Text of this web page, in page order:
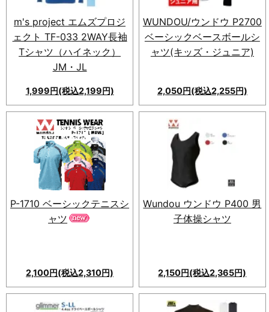
ルに最適。
m's project エムズプロジ
ェクト TF-033 2WAY長袖
Tシャツ（ハイネック）
JM・JL
1,999円(税込2,199円)
スポーティ＆機能的なm's
project TF-033 2WAY長袖T
シャツ。伸縮性のある2WAY素
材。汗を素早く吸収・乾燥さ
せ、快適な着心地。ジュニアか
ら大人向け7サイズ展開。
WUNDOU/ウンドウ P2700
ベーシックベースボールシ
ャツ(キッズ・ジュニア)
2,050円(税込2,255円)
P-1710 ベーシックテニスシ
ャツ
2,100円(税込2,310円)
Wundou ウンドウ P400 男
子体操シャツ
2,150円(税込2,365円)